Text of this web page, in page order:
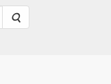
Zoeken